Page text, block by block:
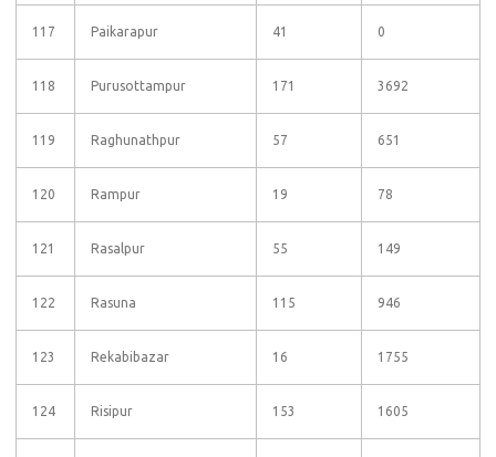
117 Paikarapur 41 0
118 Purusottampur 171 3692
119 Raghunathpur 57 651
120 Rampur 19 78
121 Rasalpur 55 149
122 Rasuna 115 946
123 Rekabibazar 16 1755
124 Risipur 153 1605